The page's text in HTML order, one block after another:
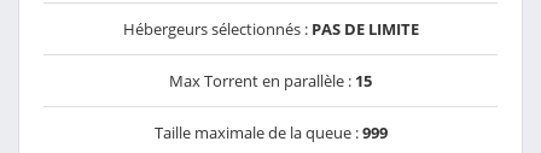
Hébergeurs sélectionnés : PAS DE LIMITE
Max Torrent en parallèle : 15
Taille maximale de la queue :999